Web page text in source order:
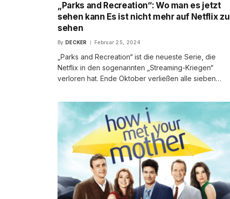
„Parks and Recreation“: Wo man es jetzt
sehen kann Es ist nicht mehr auf Netflix zu
sehen
By DECKER Februar 25, 2024
„Parks and Recreation“ ist die neueste Serie, die
Netflix in den sogenannten „Streaming-Kriegen“
verloren hat. Ende Oktober verließen alle sieben…